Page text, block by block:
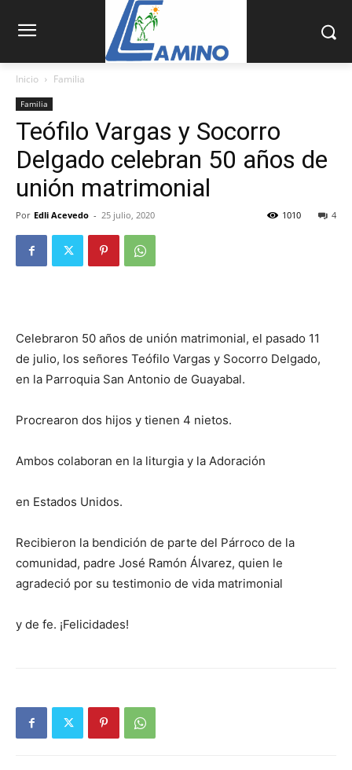
Inicio Familia
Familia
Teófilo Vargas y Socorro
Delgado celebran 50 años de
unión matrimonial
Por Edli Acevedo - 25 julio, 2020 4
1010
Celebraron 50 años de unión matrimonial, el pasado 11
de julio, los señores Teófilo Vargas y Socorro Delgado,
en la Parroquia San Antonio de Guayabal.
Procrearon dos hijos y tienen 4 nietos.
Ambos colaboran en la liturgia y la Adoración
en Estados Unidos.
Recibieron la bendición de parte del Párroco de la
comunidad, padre José Ramón Álvarez, quien le
agradeció por su testimonio de vida matrimonial
y de fe. ¡Felicidades!